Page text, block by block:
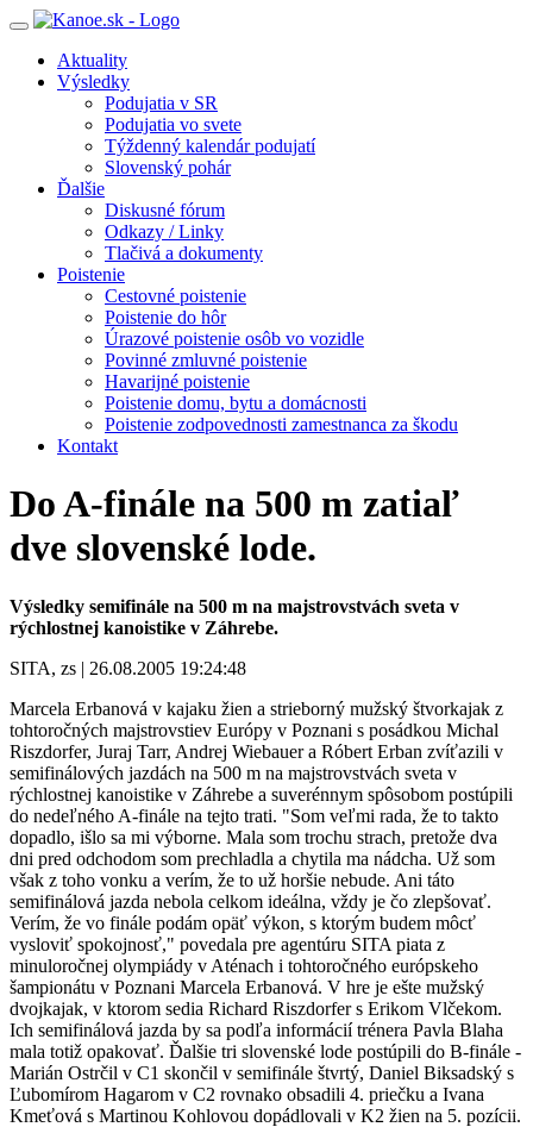
Toggle
navigationAktuality
Výsledky
Podujatia v SR
Podujatia vo svete
Týždenný kalendár podujatí
Slovenský pohár
Ďalšie
Diskusné fórum
Odkazy / Linky
Tlačivá a dokumenty
Poistenie
Cestovné poistenie
Poistenie do hôr
Úrazové poistenie osôb vo vozidle
Povinné zmluvné poistenie
Havarijné poistenie
Poistenie domu, bytu a domácnosti
Poistenie zodpovednosti zamestnanca za škodu
Kontakt
Do A-finále na 500 m zatiaľ
dve slovenské lode.
Výsledky semifinále na 500 m na majstrovstvách sveta v
rýchlostnej kanoistike v Záhrebe.
SITA, zs | 26.08.2005 19:24:48
Marcela Erbanová v kajaku žien a strieborný mužský štvorkajak z
tohtoročných majstrovstiev Európy v Poznani s posádkou Michal
Riszdorfer, Juraj Tarr, Andrej Wiebauer a Róbert Erban zvíťazili v
semifinálových jazdách na 500 m na majstrovstvách sveta v
rýchlostnej kanoistike v Záhrebe a suverénnym spôsobom postúpili
do nedeľného A-finále na tejto trati. "Som veľmi rada, že to takto
dopadlo, išlo sa mi výborne. Mala som trochu strach, pretože dva
dni pred odchodom som prechladla a chytila ma nádcha. Už som
však z toho vonku a verím, že to už horšie nebude. Ani táto
semifinálová jazda nebola celkom ideálna, vždy je čo zlepšovať.
Verím, že vo finále podám opäť výkon, s ktorým budem môcť
vysloviť spokojnosť," povedala pre agentúru SITA piata z
minuloročnej olympiády v Aténach i tohtoročného európskeho
šampionátu v Poznani Marcela Erbanová. V hre je ešte mužský
dvojkajak, v ktorom sedia Richard Riszdorfer s Erikom Vlčekom.
Ich semifinálová jazda by sa podľa informácií trénera Pavla Blaha
mala totiž opakovať. Ďalšie tri slovenské lode postúpili do B-finále -
Marián Ostrčil v C1 skončil v semifinále štvrtý, Daniel Biksadský s
Ľubomírom Hagarom v C2 rovnako obsadili 4. priečku a Ivana
Kmeťová s Martinou Kohlovou dopádlovali v K2 žien na 5. pozícii.